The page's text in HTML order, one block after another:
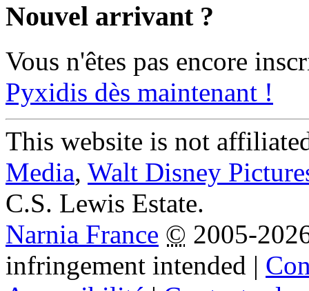
Nouvel arrivant ?
Vous n'êtes pas encore
Pyxidis dès maintenant !
This website is not
Media, Walt Disney
C.S. Lewis Estate.
Narnia France © 2005-
infringement intended |